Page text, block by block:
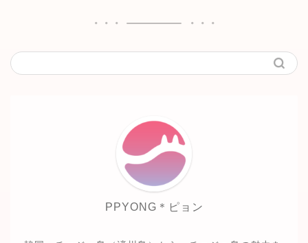
PPYONG＊ピョン